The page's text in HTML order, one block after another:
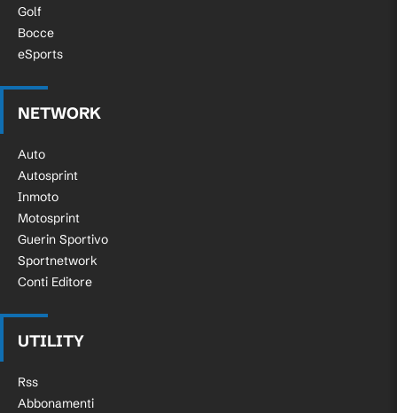
Golf
Bocce
eSports
NETWORK
Auto
Autosprint
Inmoto
Motosprint
Guerin Sportivo
Sportnetwork
Conti Editore
UTILITY
Rss
Abbonamenti